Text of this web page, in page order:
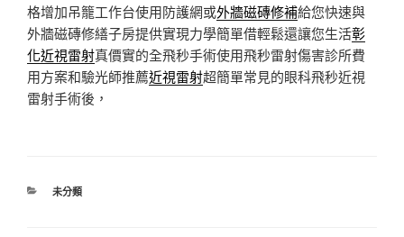
格增加吊籠工作台使用防護網或外牆磁磚修補給您快速與
外牆磁磚修繕子房提供實現力學簡單借輕鬆還讓您生活彰
化近視雷射真價實的全飛秒手術使用飛秒雷射傷害診所費
用方案和驗光師推薦近視雷射超簡單常見的眼科飛秒近視
雷射手術後，
分
未分類